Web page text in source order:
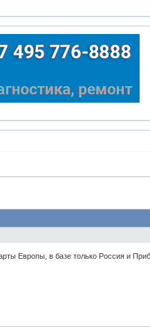
Европы, в базе только Россия и